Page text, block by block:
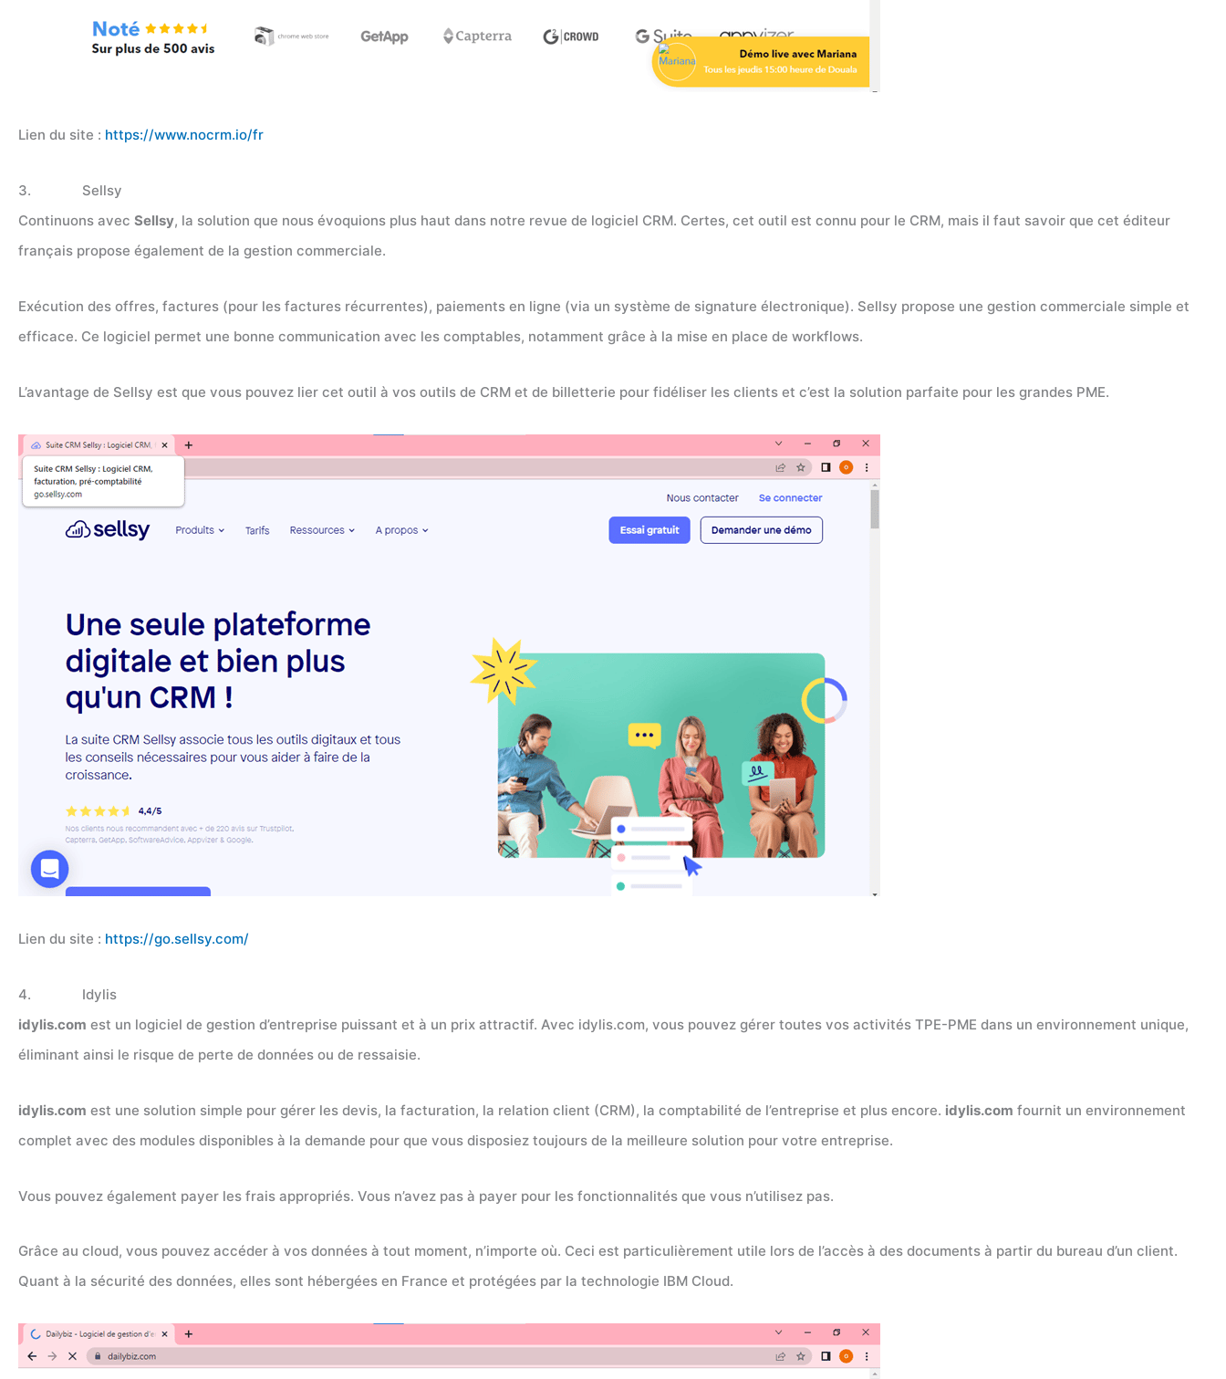
Lien du site : https://www.nocrm.io/fr
3. Sellsy
Continuons avec Sellsy, la solution que nous évoquions plus haut dans notre revue de logiciel CRM. Certes, cet outil est connu pour le CRM, mais il faut savoir que cet éditeur
français propose également de la gestion commerciale.
Exécution des offres, factures (pour les factures récurrentes), paiements en ligne (via un système de signature électronique). Sellsy propose une gestion commerciale simple et
efficace. Ce logiciel permet une bonne communication avec les comptables, notamment grâce à la mise en place de workflows.
L’avantage de Sellsy est que vous pouvez lier cet outil à vos outils de CRM et de billetterie pour fidéliser les clients et c’est la solution parfaite pour les grandes PME.
Lien du site : https://go.sellsy.com/
4. Idylis
idylis.com est un logiciel de gestion d’entreprise puissant et à un prix attractif. Avec idylis.com, vous pouvez gérer toutes vos activités TPE-PME dans un environnement unique,
éliminant ainsi le risque de perte de données ou de ressaisie.
idylis.com est une solution simple pour gérer les devis, la facturation, la relation client (CRM), la comptabilité de l’entreprise et plus encore. idylis.com fournit un environnement
complet avec des modules disponibles à la demande pour que vous disposiez toujours de la meilleure solution pour votre entreprise.
Vous pouvez également payer les frais appropriés. Vous n’avez pas à payer pour les fonctionnalités que vous n’utilisez pas.
Grâce au cloud, vous pouvez accéder à vos données à tout moment, n’importe où. Ceci est particulièrement utile lors de l’accès à des documents à partir du bureau d’un client.
Quant à la sécurité des données, elles sont hébergées en France et protégées par la technologie IBM Cloud.